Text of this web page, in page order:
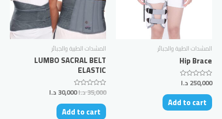
المشدات الطبية والجبائر
Hip Brace
Rated
out
of
5
250,000 د.ا
Add to cart
المشدات الطبية والجبائر
LUMBO SACRAL BELT
ELASTIC
Rated
out
of
5
35,000د.ا30,000 د.ا
Add to cart